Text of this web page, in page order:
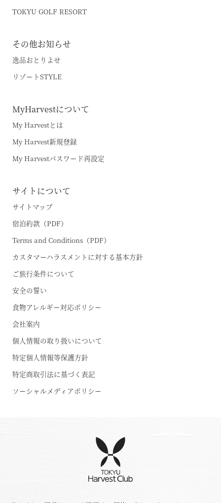
TOKYU GOLF RESORT
その他お知らせ
逸品おとりよせ
リゾートSTYLE
MyHarvestについて
My Harvestとは
My Harvest新規登録
My Harvestパスワード再設定
サイトについて
サイトマップ
宿泊約款（PDF）
Terms and Conditions（PDF）
カスタマーハラスメントに対する基本方針
ご旅行条件について
安全の誓い
食物アレルギー対応ポリシー
会社案内
個人情報の取り扱いについて
特定個人情報等保護方針
特定商取引法に基づく表記
ソーシャルメディアポリシー